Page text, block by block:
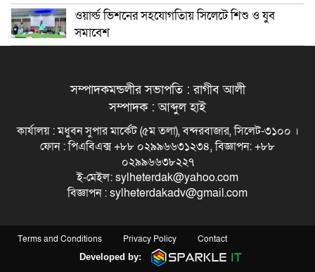
ওয়ার্ল্ড ভিশনের সহযোগতিায় সিলেটে শিশু ও যুব
সমাবেশ
সম্পাদকমন্ডলীর সভাপতি : রাগীব আলী
সম্পাদক : আব্দুল হাই
কার্যালয় : মধুবন সুপার মার্কেট (৫ম তলা), বন্দরবাজার, সিলেট-৩১০০ ।
ফোন : পিএবিএক্স +৮৮ ০২৯৯৬৬৩১২৩৪, বিজ্ঞাপন: +৮৮
০২৯৯৬৬৩৮২২৭
ই-মেইল: sylheterdak@yahoo.com
বিজ্ঞাপন : sylheterdakadv@gmail.com
Terms and Conditions Privacy Policy Contact
Developed by: